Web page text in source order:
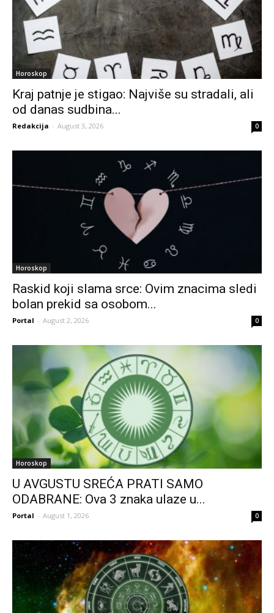
Horoskop
Kraj patnje je stigao: Najviše su stradali, ali
od danas sudbina...
Redakcija - August 3, 2026 0
Horoskop
Raskid koji slama srce: Ovim znacima sledi
bolan prekid sa osobom...
Portal - August 2, 2026 0
Horoskop
U AVGUSTU SREĆA PRATI SAMO
ODABRANE: Ova 3 znaka ulaze u...
Portal - August 1, 2026 0